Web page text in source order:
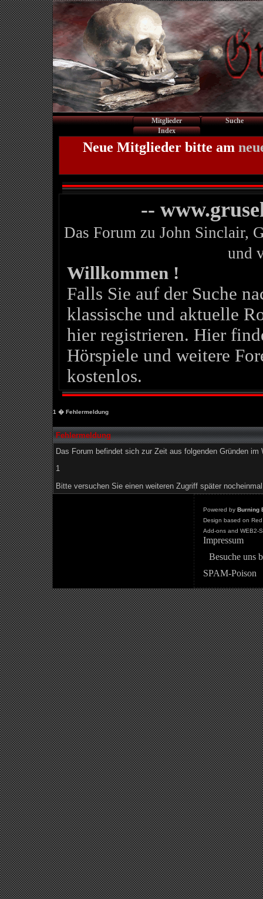
Mitglieder
Suche
Index
Neue Mitglieder bitte am
--
Das Forum zu John Sinclair,
und
Willkommen !
Falls Sie auf der Suche
klassische und aktuelle
hier registrieren. Hier
Hörspiele und weitere
kostenlos.
1 � Fehlermeldung
Fehlermeldung
Das Forum befindet sich zur Zeit aus folgenden Gründen im
1
Bitte versuchen Sie einen weiteren Zugriff später
Powered by Burning
Design based on
Add-ons and WEB2-
Impressum
Besuche uns
SPAM-Poison